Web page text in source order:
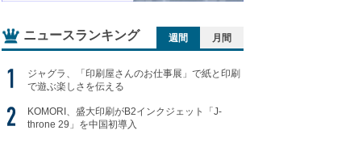
ニュースランキング 週間 月間
ジャグラ、「印刷屋さんのお仕事展」で紙と印刷
で遊ぶ楽しさを伝える
KOMORI、盛大印刷がB2インクジェット「J-
throne 29」を中国初導入